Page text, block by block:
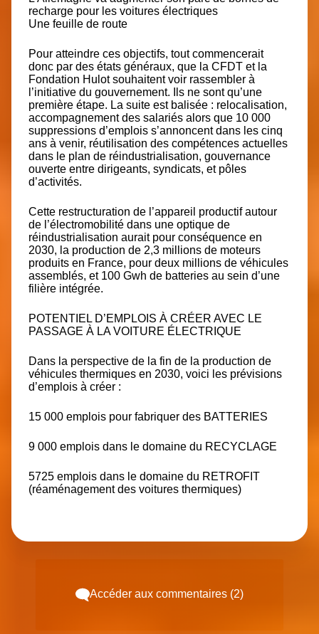
recharge pour les voitures électriques
Une feuille de route
Pour atteindre ces objectifs, tout commencerait
donc par des états généraux, que la CFDT et la
Fondation Hulot souhaitent voir rassembler à
l’initiative du gouvernement. Ils ne sont qu’une
première étape. La suite est balisée : relocalisation,
accompagnement des salariés alors que 10 000
suppressions d’emplois s’annoncent dans les cinq
ans à venir, réutilisation des compétences actuelles
dans le plan de réindustrialisation, gouvernance
ouverte entre dirigeants, syndicats, et pôles
d’activités.
Cette restructuration de l’appareil productif autour
de l’électromobilité dans une optique de
réindustrialisation aurait pour conséquence en
2030, la production de 2,3 millions de moteurs
produits en France, pour deux millions de véhicules
assemblés, et 100 Gwh de batteries au sein d’une
filière intégrée.
POTENTIEL D’EMPLOIS À CRÉER AVEC LE
PASSAGE À LA VOITURE ÉLECTRIQUE
Dans la perspective de la fin de la production de
véhicules thermiques en 2030, voici les prévisions
d’emplois à créer :
15 000 emplois pour fabriquer des BATTERIES
9 000 emplois dans le domaine du RECYCLAGE
5725 emplois dans le domaine du RETROFIT
(réaménagement des voitures thermiques)
Accéder aux commentaires (2)